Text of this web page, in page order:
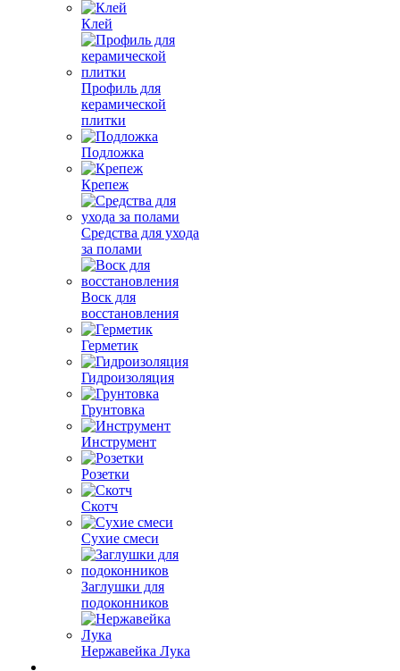
Клей
Профиль для
керамической
плитки
Подложка
Крепеж
Средства для ухода
за полами
Воск для
восстановления
Герметик
Гидроизоляция
Грунтовка
Инструмент
Розетки
Скотч
Сухие смеси
Заглушки для
подоконников
Нержавейка Лука